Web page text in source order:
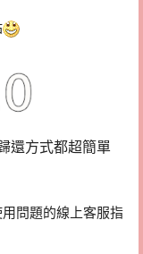
還方式都超簡單
問題的線上客服指